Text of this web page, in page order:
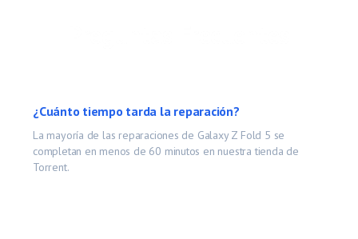
¿Cuánto tiempo tarda la reparación?
La mayoría de las reparaciones de Galaxy Z Fold 5 se
completan en menos de 60 minutos en nuestra tienda de
Torrent.